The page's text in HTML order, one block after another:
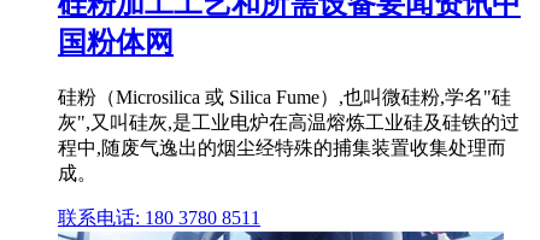
国粉体网
硅粉（Microsilica 或 Silica Fume）,也叫微硅粉,学名"硅
灰",又叫硅灰,是工业电炉在高温熔炼工业硅及硅铁的过
程中,随废气逸出的烟尘经特殊的捕集装置收集处理而
成。
联系电话: 180 3780 8511